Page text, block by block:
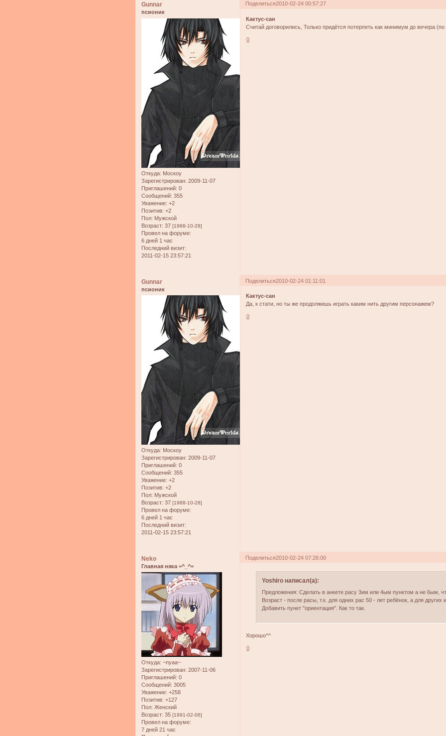
Поделиться2010-02-24 00:57:27
Gunnar
псионик
Откуда: Москоу
Зарегистрирован: 2009-11-07
Приглашений: 0
Сообщений: 355
Уважение: +2
Позитив: +2
Пол: Мужской
Возраст: 37 [1988-10-28]
Провел на форуме:
6 дней 1 час
Последний визит:
2011-02-15 23:57:21
Кактус-сан
Считай договорились, Только придётся потерпеть как минимум до вечера
0
Поделиться2010-02-24 01:11:01
Gunnar
псионик
Откуда: Москоу
Зарегистрирован: 2009-11-07
Приглашений: 0
Сообщений: 355
Уважение: +2
Позитив: +2
Пол: Мужской
Возраст: 37 [1988-10-28]
Провел на форуме:
6 дней 1 час
Последний визит:
2011-02-15 23:57:21
Кактус-сан
Да, к стати, но ты же продолжишь играть каким нить другим персонажем?
0
Поделиться2010-02-24 07:26:00
Neko
Главная няка =^_^=
Откуда: ~nyaa~
Зарегистрирован: 2007-11-06
Приглашений: 0
Сообщений: 3005
Уважение: +258
Позитив: +127
Пол: Женский
Возраст: 35 [1991-02-06]
Провел на форуме:
7 дней 21 час
Yoshiro написал(а):
Предложения: Сделать в анкете расу 3им или 4ым пунктом а не 6ым,
Возраст - после расы, т.к. для одних рас 50 - лет ребёнок, а для других
Добавить пункт "ориентация". Как то так.
Хорошо^^
0